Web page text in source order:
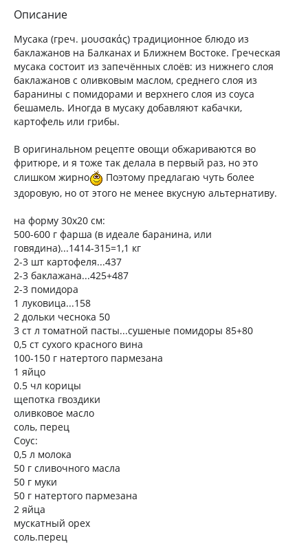
Описание
Мусака (греч. μουσακάς) традиционное блюдо из
баклажанов на Балканах и Ближнем Востоке. Греческая
мусака состоит из запечённых слоёв: из нижнего слоя
баклажанов с оливковым маслом, среднего слоя из
баранины с помидорами и верхнего слоя из соуса
бешамель. Иногда в мусаку добавляют кабачки,
картофель или грибы.
В оригинальном рецепте овощи обжариваются во
фритюре, и я тоже так делала в первый раз, но это
слишком жирно
Поэтому предлагаю чуть более
здоровую, но от этого не менее вкусную альтернативу.
на форму 30х20 см:
500-600 г фарша (в идеале баранина, или
говядина)...1414-315=1,1 кг
2-3 шт картофеля...437
2-3 баклажана...425+487
2-3 помидора
1 луковица...158
2 дольки чеснока 50
3 ст л томатной пасты...сушеные помидоры 85+80
0,5 ст сухого красного вина
100-150 г натертого пармезана
1 яйцо
0.5 чл корицы
щепотка гвоздики
оливковое масло
соль, перец
Соус:
0,5 л молока
50 г сливочного масла
50 г муки
50 г натертого пармезана
2 яйца
мускатный орех
соль.перец